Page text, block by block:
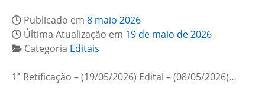
Publicado em 8 maio 2026
Última Atualização em 19 de maio de 2026
Categoria Editais
1ª Retificação – (19/05/2026) Edital – (08/05/2026)…